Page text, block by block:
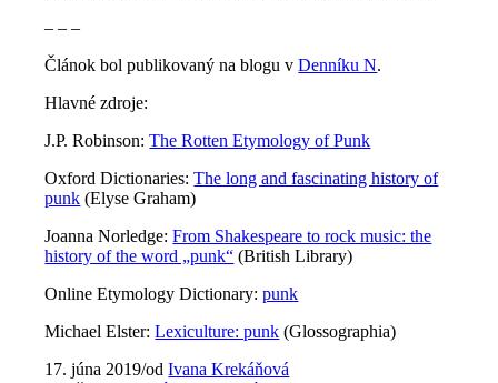
– – –
Článok bol publikovaný na blogu vDenníku N.
Hlavné zdroje:
J.P. Robinson:The Rotten Etymology of Punk
Oxford Dictionaries:The long and fascinating history of
punk (Elyse Graham)
Joanna Norledge:From Shakespeare to rock music: the
history of the word „punk“ (British Library)
Online Etymology Dictionary:punk
Michael Elster:Lexiculture: punk (Glossographia)
17. júna 2019/odIvana Krekáňová